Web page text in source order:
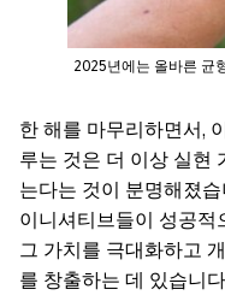
2025년에는 올바른 균
한 해를 마무리하면서,
루는 것은 더 이상 실현
는다는 것이 분명해졌
이니셔티브들이 성공적
그 가치를 극대화하고
를 창출하는 데 있습니